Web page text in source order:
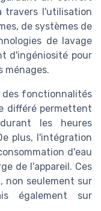
travers l'utilisation
de systèmes de
de lavage
d'ingéniosité pour
ménages.
des fonctionnalités
différé permettent
les heures
plus, l'intégration
d'eau
de l'appareil. Ces
non seulement sur
également sur